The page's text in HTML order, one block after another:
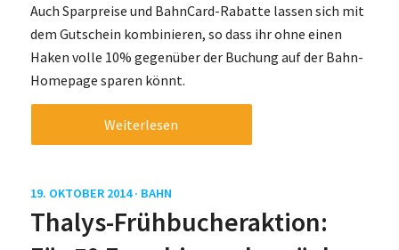
Auch Sparpreise und BahnCard-Rabatte lassen sich mit
dem Gutschein kombinieren, so dass ihr ohne einen
Haken volle 10% gegenüber der Buchung auf der Bahn-
Homepage sparen könnt.
Weiterlesen
19. OKTOBER 2014 · BAHN
Thalys-Frühbucheraktion: